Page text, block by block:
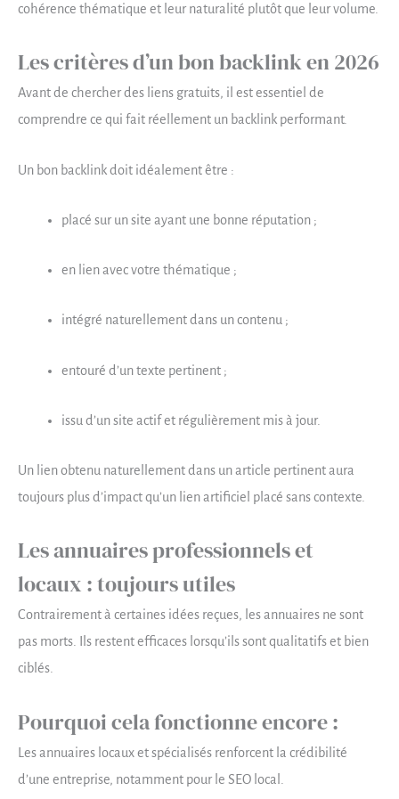
cohérence thématique et leur naturalité plutôt que leur volume.
Les critères d’un bon backlink en 2026
Avant de chercher des liens gratuits, il est essentiel de
comprendre ce qui fait réellement un backlink performant.
Un bon backlink doit idéalement être :
placé sur un site ayant une bonne réputation ;
en lien avec votre thématique ;
intégré naturellement dans un contenu ;
entouré d’un texte pertinent ;
issu d’un site actif et régulièrement mis à jour.
Un lien obtenu naturellement dans un article pertinent aura
toujours plus d’impact qu’un lien artificiel placé sans contexte.
Les annuaires professionnels et
locaux : toujours utiles
Contrairement à certaines idées reçues, les annuaires ne sont
pas morts. Ils restent efficaces lorsqu’ils sont qualitatifs et bien
ciblés.
Pourquoi cela fonctionne encore :
Les annuaires locaux et spécialisés renforcent la crédibilité
d’une entreprise, notamment pour le SEO local.